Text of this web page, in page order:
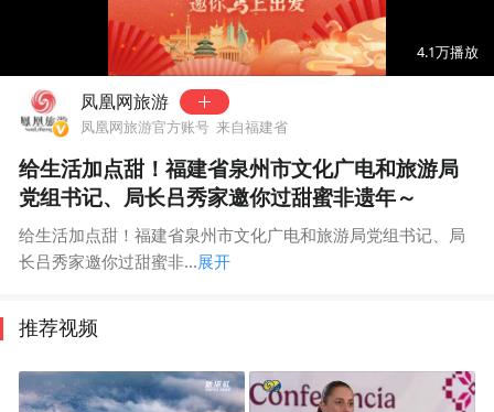
02:51
4.1万播放
凤凰网旅游
凤凰网旅游官方账号 来自福建省
给生活加点甜！福建省泉州市文化广电和旅游局
党组书记、局长吕秀家邀你过甜蜜非遗年～
给生活加点甜！福建省泉州市文化广电和旅游局党组书记、局
长吕秀家邀你过甜蜜非...展开
推荐视频